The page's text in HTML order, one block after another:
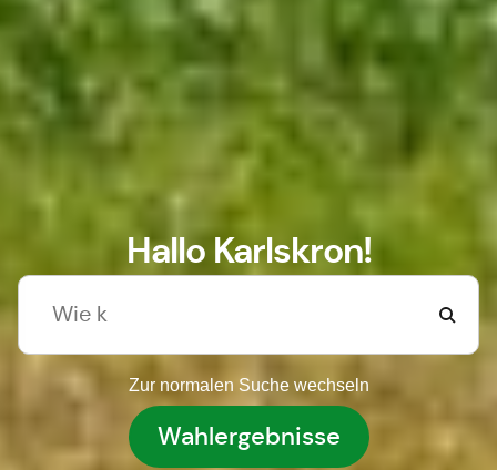
Hallo Karlskron!
Zur normalen Suche wechseln
Wahlergebnisse